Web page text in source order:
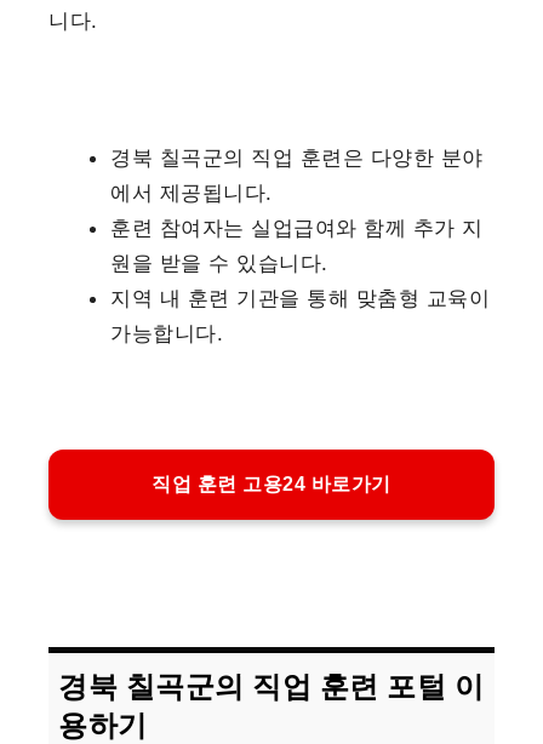
니다.
경북 칠곡군의 직업 훈련은 다양한 분야
에서 제공됩니다.
훈련 참여자는 실업급여와 함께 추가 지
원을 받을 수 있습니다.
지역 내 훈련 기관을 통해 맞춤형 교육이
가능합니다.
직업 훈련 고용24 바로가기
경북 칠곡군의 직업 훈련 포털 이
용하기